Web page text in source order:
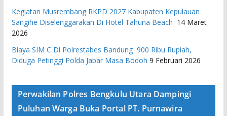
Kegiatan Musrembang RKPD 2027 ​Kabupaten Kepulauan
Sangihe Diselenggarakan Di Hotel Tahuna Beach 14 Maret
2026
Biaya SIM C Di Polrestabes Bandung 900 Ribu Rupiah,
Diduga Petinggi Polda Jabar Masa Bodoh 9 Februari 2026
Perwakilan Polres Bengkulu Utara Dampingi
Puluhan Warga Buka Portal PT. Purnawira